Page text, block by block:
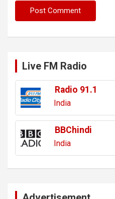
Live FM Radio
Radio 91.1
India
BBChindi
India